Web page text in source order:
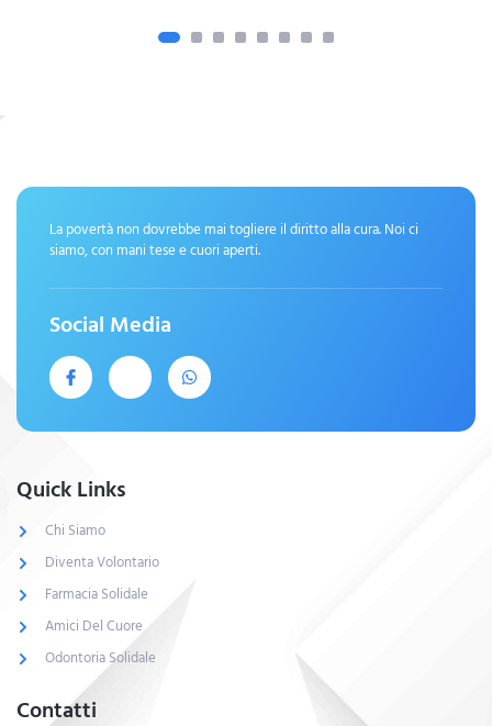
La povertà non dovrebbe mai togliere il diritto alla cura. Noi ci
siamo, con mani tese e cuori aperti.
Social Media
Quick Links
Chi Siamo
Diventa Volontario
Farmacia Solidale
Amici Del Cuore
Odontoria Solidale
Contatti